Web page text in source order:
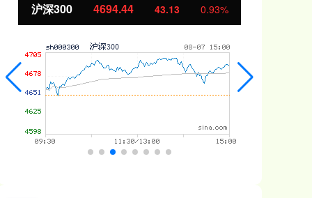
北证50 1134.24 11.37 1.01%